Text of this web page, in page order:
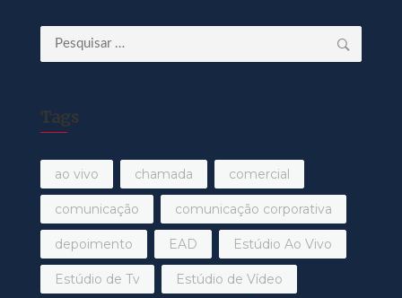
Pesquisar
por:
Tags
ao vivo chamada comercial
comunicação comunicação corporativa
depoimento EAD Estúdio Ao Vivo
Estúdio de Tv Estúdio de Vídeo